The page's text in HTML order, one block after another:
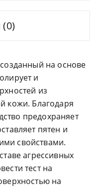
на основе
и
из
кожи. Благодаря
предохраняет
пятен и
свойствами.
агрессивных
тест на
на